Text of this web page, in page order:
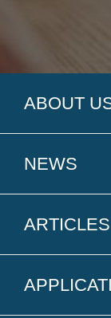
ABOUT
NEWS
ARTICLES